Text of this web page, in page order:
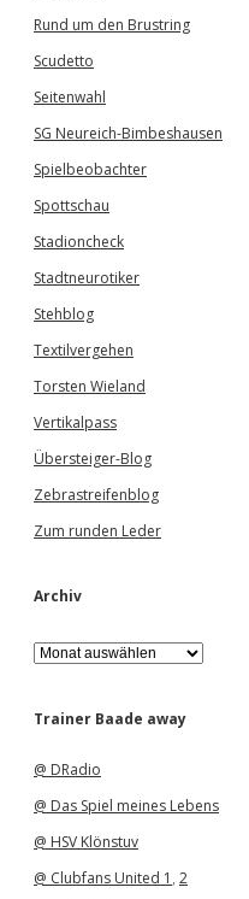
Rund um den Brustring
Scudetto
Seitenwahl
SG Neureich-Bimbeshausen
Spielbeobachter
Spottschau
Stadioncheck
Stadtneurotiker
Stehblog
Textilvergehen
Torsten Wieland
Vertikalpass
Übersteiger-Blog
Zebrastreifenblog
Zum runden Leder
Archiv
A
r
h
Trainer Baade away
@ DRadio
@ Das Spiel meines Lebens
@ HSV Klönstuv
@ Clubfans United 1 , 2